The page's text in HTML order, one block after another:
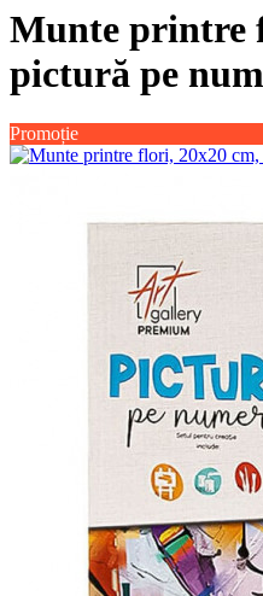
Munte printre
pictură pe
Promoție